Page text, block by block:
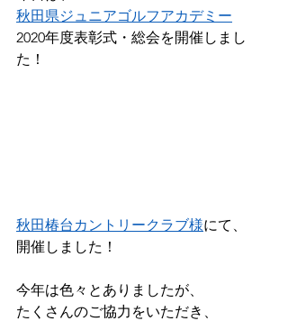
秋田県ジュニアゴルフアカデミー
2020年度表彰式・総会を開催しまし
た！
秋田椿台カントリークラブ様にて、
開催しました！
今年は色々とありましたが、
たくさんのご協力をいただき、